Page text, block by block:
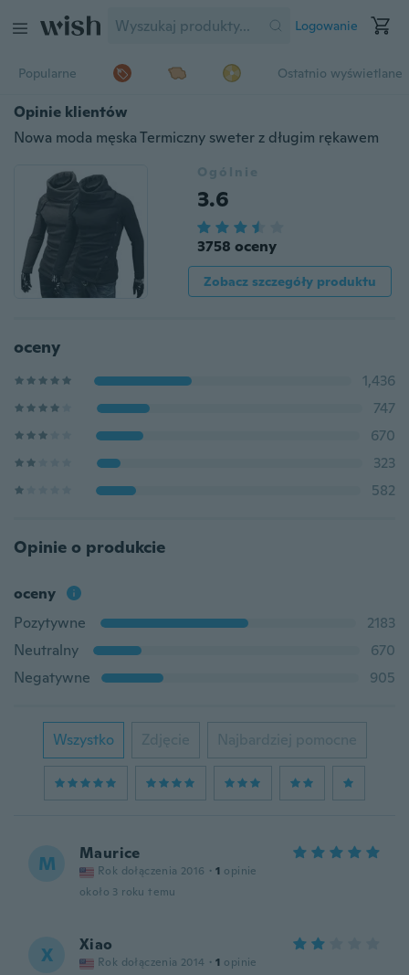
Logowanie
Popularne Ostatnio wyświetlane
Opinie klientów
Nowa moda męska Termiczny sweter z długim rękawem
Ogólnie
3.6
3758 oceny
Zobacz szczegóły produktu
oceny
1,436
747
670
323
582
Opinie o produkcie
oceny
Pozytywne
2183
Neutralny
670
Negatywne
905
Wszystko Zdjęcie Najbardziej pomocne
M Maurice
Rok dołączenia 2016 · 1 opinie
około 3 roku temu
X Xiao
Rok dołączenia 2014 · 1 opinie